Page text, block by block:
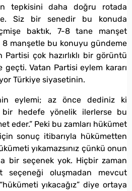
tepkisini daha doğru rotada
Siz bir senedir bu konuda
baktık, 7-8 tane manşet
8 manşetle bu konuyu gündeme
çok hazırlıklı bir görüntü
Vatan Partisi eylem kararı
Türkiye siyasetinin.
eylemi; az önce dediniz ki
bir hedefe yönelik ilerlerse bu
eder.” Peki bu zamları hükümet
sonuç itibarıyla hükümetten
yıkamazsınız çünkü onun
bir seçenek yok. Hiçbir zaman
seçeneği oluşmadan mevcut
yıkacağız” diye ortaya